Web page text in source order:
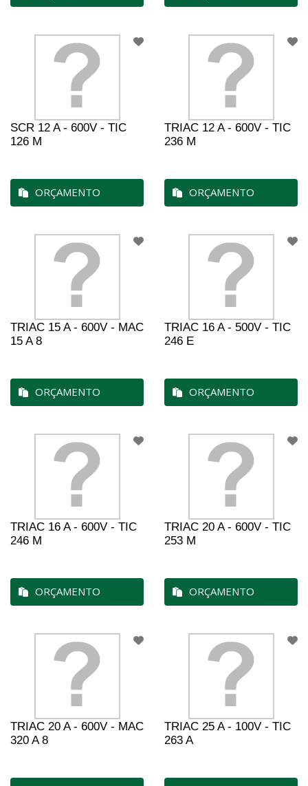
SCR 12 A - 600V - TIC
126 M
ORÇAMENTO
TRIAC 12 A - 600V - TIC
236 M
ORÇAMENTO
TRIAC 15 A - 600V - MAC
15 A 8
ORÇAMENTO
TRIAC 16 A - 500V - TIC
246 E
ORÇAMENTO
TRIAC 16 A - 600V - TIC
246 M
ORÇAMENTO
TRIAC 20 A - 600V - TIC
253 M
ORÇAMENTO
TRIAC 20 A - 600V - MAC
320 A 8
TRIAC 25 A - 100V - TIC
263 A